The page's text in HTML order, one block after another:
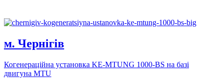
м. Чернiгiв
Когенерацiйна установка KE-MTUNG 1000-BS на базi
двигуна MTU